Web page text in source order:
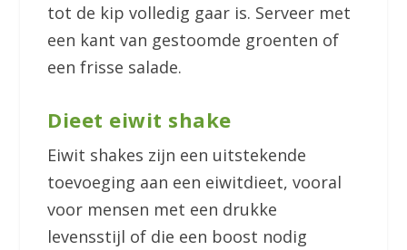
tot de kip volledig gaar is. Serveer met
een kant van gestoomde groenten of
een frisse salade.
Dieet eiwit shake
Eiwit shakes zijn een uitstekende
toevoeging aan een eiwitdieet, vooral
voor mensen met een drukke
levensstijl of die een boost nodig